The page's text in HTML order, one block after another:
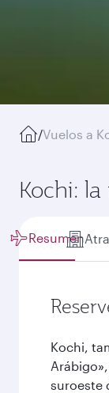
/Vuelos a
Kochi:
Resumen
Kochi,
suroeste